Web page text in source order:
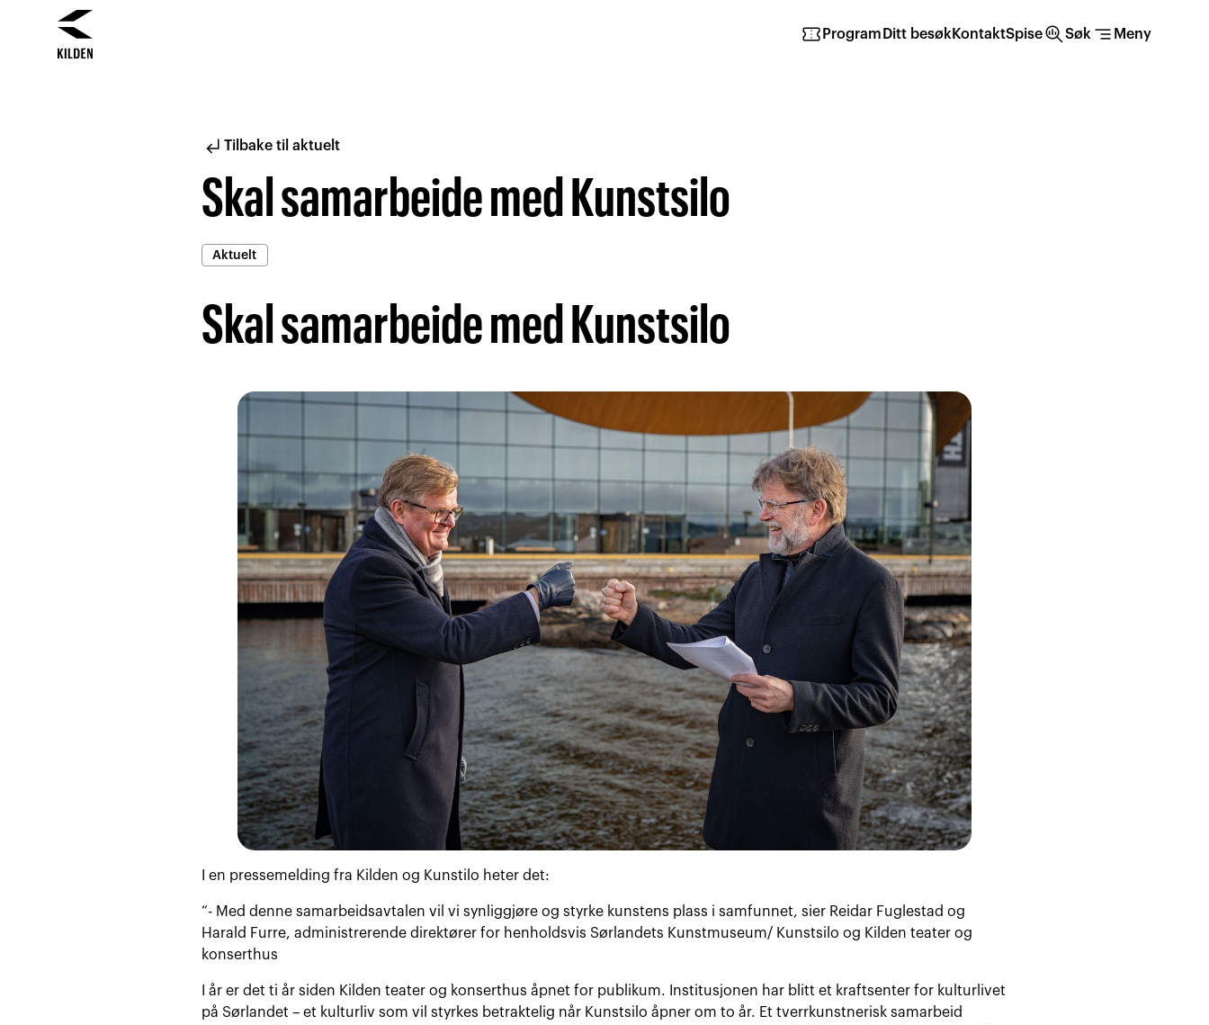
confirmation_number Program Ditt besøkKontaktSpisesearch_insightsSøk segment Meny
subdirectory_arrow_left Tilbake til aktuelt
Skal samarbeide med Kunstsilo
Aktuelt
Skal samarbeide med Kunstsilo
I en pressemelding fra Kilden og Kunstilo heter det:
“- Med denne samarbeidsavtalen vil vi synliggjøre og styrke kunstens plass i samfunnet, sier Reidar Fuglestad og
Harald Furre, administrerende direktører for henholdsvis Sørlandets Kunstmuseum/ Kunstsilo og Kilden teater og
konserthus
I år er det ti år siden Kilden teater og konserthus åpnet for publikum. Institusjonen har blitt et kraftsenter for kulturlivet
på Sørlandet – et kulturliv som vil styrkes betraktelig når Kunstsilo åpner om to år. Et tverrkunstnerisk samarbeid